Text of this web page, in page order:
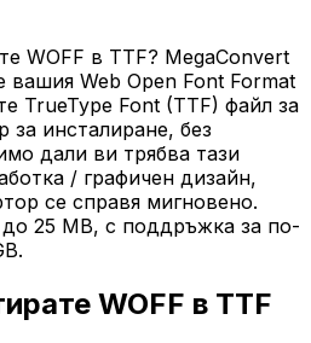
WOFF в TTF? MegaConvert
вашия Web Open Font Format
TrueType Font (TTF) файл за
за инсталиране, без
дали ви трябва тази
/ графичен дизайн,
се справя мигновено.
25 MB, с поддръжка за по-
WOFF в TTF